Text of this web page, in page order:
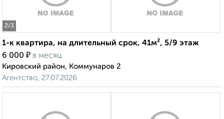
2/3
1-к квартира, на длительный срок, 41м², 5/9 этаж
6 000 ₽ в месяц
Кировский район, Коммунаров 2
Агентство, 27.07.2026